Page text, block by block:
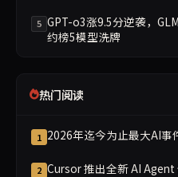
5 GPT-o3涨9.5分逆袭，
约榜5模型洗牌
热门阅读
1 2026年迄今为止最大AI事
2 Cursor 推出全新 AI